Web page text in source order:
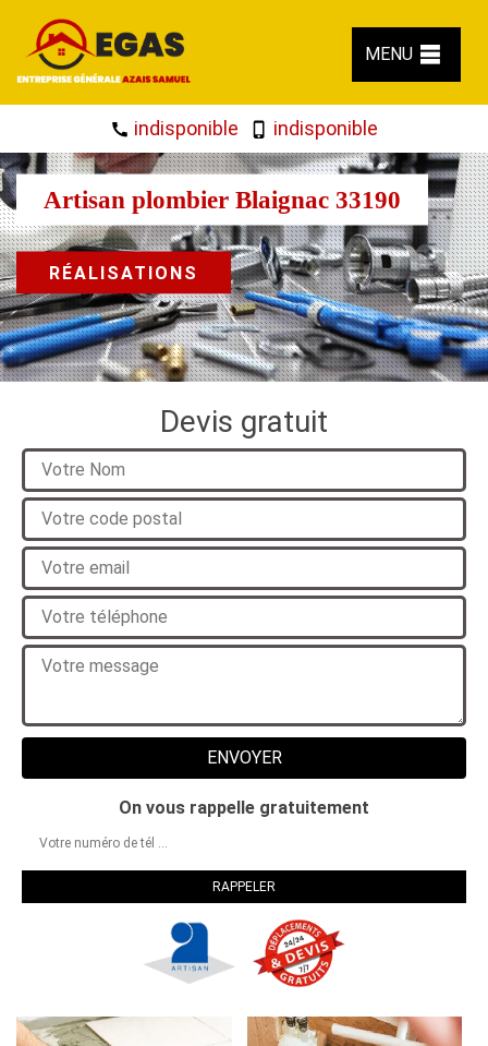
MENU
indisponible indisponible
Artisan plombier Blaignac 33190
RÉALISATIONS
Devis gratuit
On vous rappelle gratuitement